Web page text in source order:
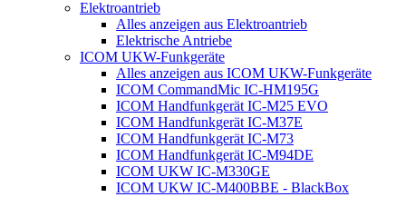
Elektroantrieb
Alles anzeigen aus Elektroantrieb
Elektrische Antriebe
ICOM UKW-Funkgeräte
Alles anzeigen aus ICOM UKW-Funkgeräte
ICOM CommandMic IC-HM195G
ICOM Handfunkgerät IC-M25 EVO
ICOM Handfunkgerät IC-M37E
ICOM Handfunkgerät IC-M73
ICOM Handfunkgerät IC-M94DE
ICOM UKW IC-M330GE
ICOM UKW IC-M400BBE - BlackBox